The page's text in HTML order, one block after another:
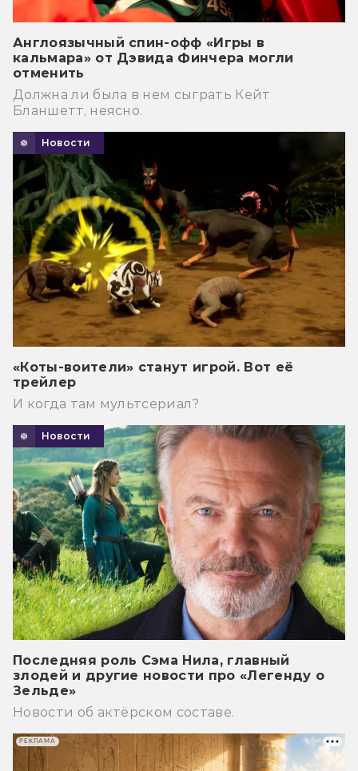
Англоязычный спин-офф «Игры в
кальмара» от Дэвида Финчера могли
отменить
Должна ли была в нем сыграть Кейт
Бланшетт, неясно.
Новости
«Коты-воители» станут игрой. Вот её
трейлер
И когда там мультсериал?
Новости
Последняя роль Сэма Нила, главный
злодей и другие новости про «Легенду о
Зельде»
Новости об актёрском составе.
РЕКЛАМА